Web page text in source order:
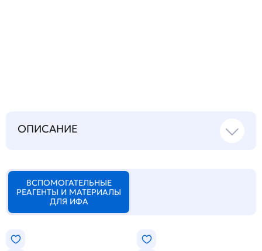
ОПИСАНИЕ
ВСПОМОГАТЕЛЬНЫЕ
РЕАГЕНТЫ И МАТЕРИАЛЫ
ДЛЯ ИФА